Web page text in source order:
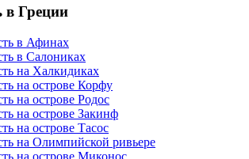
в Греции
в Афинах
в Салониках
на Халкидиках
на острове Корфу
на острове Родос
на острове Закинф
на острове Тасос
на Олимпийской ривьере
на острове Миконос